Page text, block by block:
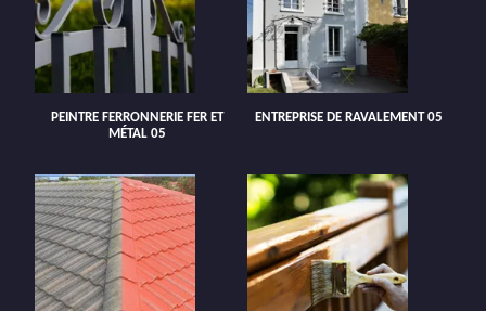
PEINTRE FERRONNERIE FER ET
MÉTAL 05
ENTREPRISE DE RAVALEMENT 05